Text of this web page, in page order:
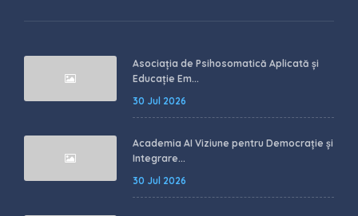
Asociația de Psihosomatică Aplicată și
Educație Em...
30 Jul 2026
Academia AI Viziune pentru Democrație și
Integrare...
30 Jul 2026